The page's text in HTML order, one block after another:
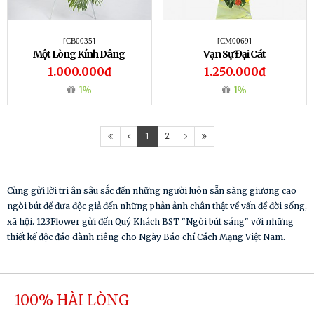
[CB0035]
Một Lòng Kính Dâng
1.000.000đ
1%
[CM0069]
Vạn Sự Đại Cát
1.250.000đ
1%
1 2
Cùng gửi lời tri ân sâu sắc đến những người luôn sẵn sàng giương cao
ngòi bút để đưa độc giả đến những phản ảnh chân thật về vấn đề đời sống,
xã hội. 123Flower gửi đến Quý Khách BST "Ngòi bút sáng" với những
thiết kế độc đáo dành riêng cho Ngày Báo chí Cách Mạng Việt Nam.
100% HÀI LÒNG